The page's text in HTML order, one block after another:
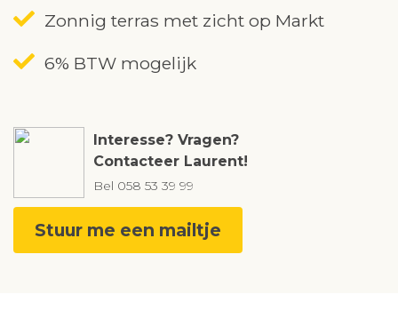
Zonnig terras met zicht op Markt
6% BTW mogelijk
Interesse? Vragen?
Contacteer Laurent!
Bel 058 53 39 99
Stuur me een mailtje